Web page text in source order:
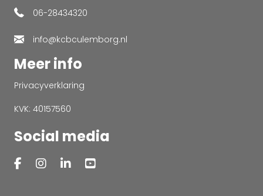
06-28434320
info@kcbculemborg.nl
Meer info
Privacyverklaring
KVK: 40157560
Social media